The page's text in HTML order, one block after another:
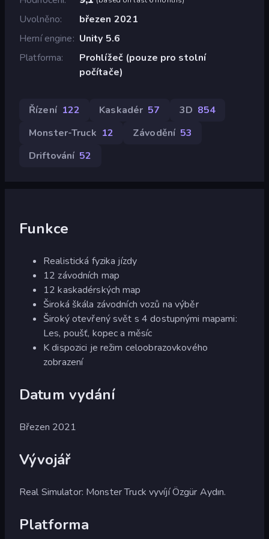
Uvolněno
březen 2021
Herní engine
Unity 5.6
Platforma
Prohlížeč (pouze pro stolní
počítače)
Řízení 122 Kaskadér 57 3D 854
Monster-Truck 12 Závodění 53
Driftování 52
Funkce
Realistická fyzika jízdy
12 závodních map
12 kaskadérských map
Široká škála závodních vozů na výběr
Široký otevřený svět s 4 dostupnými mapami:
Les, poušť, kopec a měsíc
K dispozici je režim celoobrazovkového
zobrazení
Datum vydání
Březen 2021
Vývojář
Real Simulator: Monster Truck vyvíjí Özgür Aydın.
Platforma